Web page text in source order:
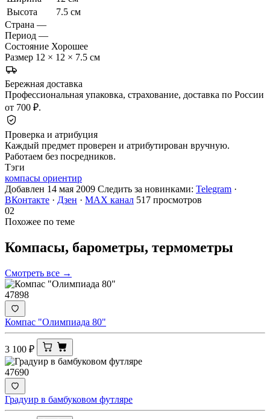
Высота
7.5 см
Страна —
Период —
Состояние Хорошее
Размер 12 × 12 × 7.5 см
Бережная доставка
Профессиональная упаковка, страхование, доставка по России
от 700 ₽.
Проверка и атрибуция
Каждый предмет проверен и атрибутирован вручную.
Работаем без посредников.
Тэги
компасы ориентир
Добавлен 14 мая 2009 Следить за новинками: Telegram ·
ВКонтакте · Дзен · MAX канал 517 просмотров
02
Похожее по теме
Компасы, барометры, термометры
Смотреть все →
47898
Компас "Олимпиада 80"
3 100 ₽
47690
Градуир в бамбуковом футляре